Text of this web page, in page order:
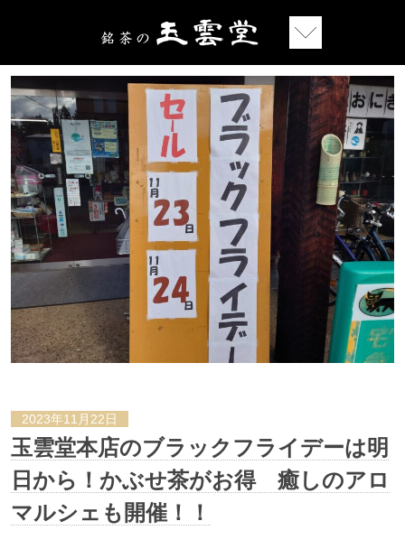
2023年11月22日
玉雲堂本店のブラックフライデーは明
日から！かぶせ茶がお得 癒しのアロ
マルシェも開催！！